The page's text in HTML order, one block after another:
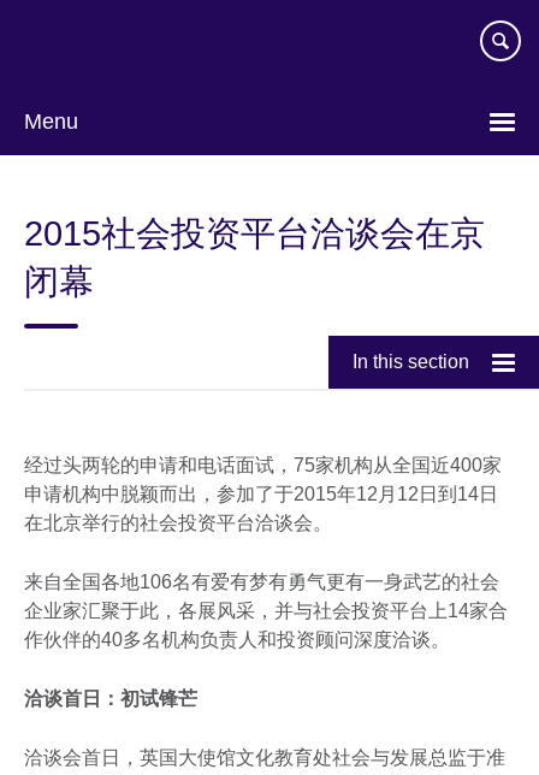
Menu
language
2015社会投资平台洽谈会在京
闭幕
In this section
经过头两轮的申请和电话面试，75家机构从全国近400家
申请机构中脱颖而出，参加了于2015年12月12日到14日
在北京举行的社会投资平台洽谈会。
来自全国各地106名有爱有梦有勇气更有一身武艺的社会
企业家汇聚于此，各展风采，并与社会投资平台上14家合
作伙伴的40多名机构负责人和投资顾问深度洽谈。
洽谈首日：初试锋芒
洽谈会首日，英国大使馆文化教育处社会与发展总监于准